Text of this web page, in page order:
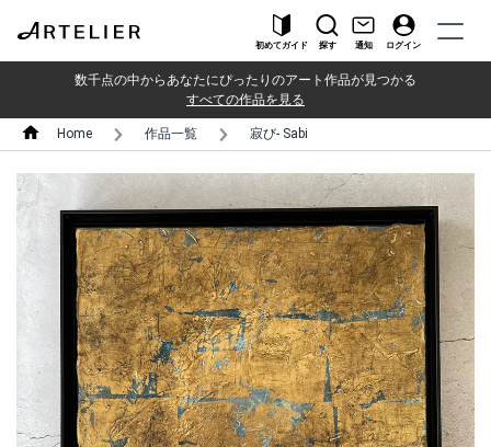
初めてガイド 探す 通知 ログイン
数千点の中からあなたにぴったりのアート作品が見つかる
すべての作品を見る
Home 作品一覧 寂び- Sabi